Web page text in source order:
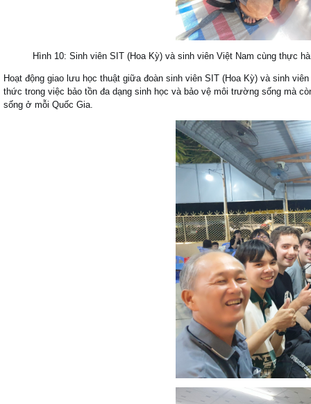
Hình 10: Sinh viên SIT (Hoa Kỳ) và sinh viên Việt Nam cùng thực
Hoạt động giao lưu học thuật giữa đoàn sinh viên SIT (Hoa Kỳ) và sinh
thức trong việc bảo tồn đa dạng sinh học và bảo vệ môi trường sống mà
sống ở mỗi Quốc Gia.